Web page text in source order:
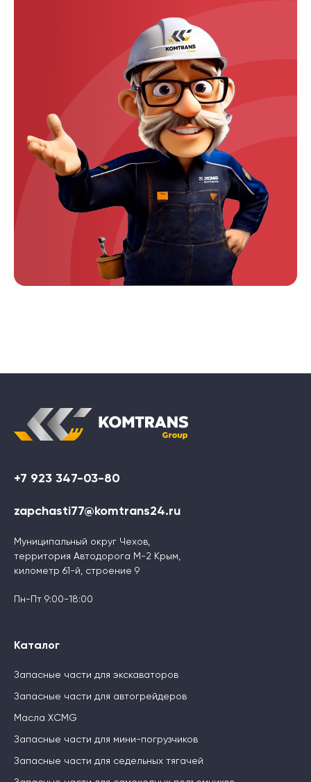
+7 923 347-03-80
zapchasti77@komtrans24.ru
Муниципальный округ Чехов,
территория Автодорога М-2 Крым,
километр 61-й, строение 9
Пн-Пт 9:00-18:00
Каталог
Запасные части для экскаваторов
Запасные части для автогрейдеров
Масла XCMG
Запасные части для мини-погрузчиков
Запасные части для седельных тягачей